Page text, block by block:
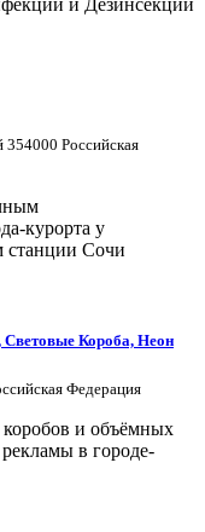
и Дезинсекции
Российская
курорта у
станции Сочи
Короба, Неон
Федерация
и объёмных
в городе-